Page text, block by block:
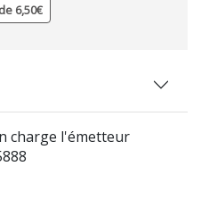
6,50€
charge l'émetteur